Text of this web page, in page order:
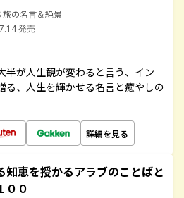
旅の名言＆絶景
発売
半が人生観が変わると言う、イン
る、人生を輝かせる名言と癒やしの
詳細を見る
知恵を授かるアラブのことばと
００